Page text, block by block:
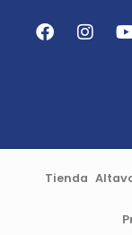
Tienda